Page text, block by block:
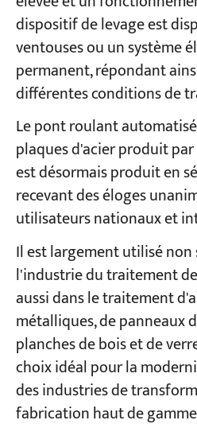
Projets
Nouvelles
Demandes
À propos de nous
Contactez-nous
dispositif de levage est
ventouses ou un système
permanent, répondant
différentes conditions de
Le pont roulant
plaques d'acier produit par
est désormais produit en
recevant des éloges
utilisateurs nationaux et
Il est largement utilisé
l'industrie du traitement
aussi dans le traitement
métalliques, de panneaux
planches de bois et de
choix idéal pour la
des industries de
fabrication haut de